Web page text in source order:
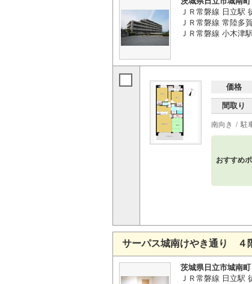
ＪＲ常磐線 日立駅
ＪＲ常磐線 常陸多
ＪＲ常磐線 小木津
価格
間取り
南向き 駐
おすすめ
サーパス城南けやき通り ４
茨城県日立市城南町
ＪＲ常磐線 日立駅